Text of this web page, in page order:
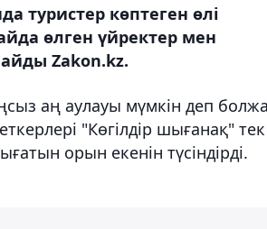
туристер көптеген өлі
өлген үйректер мен
Zakon.kz.
аң аулауы мүмкін деп
"Көгілдір шығанақ" тек
орын екенін түсіндірді.